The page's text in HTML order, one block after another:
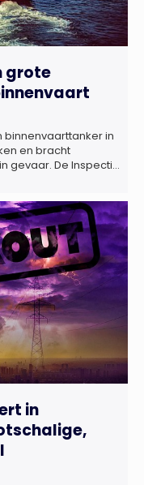
grote
in
en bracht
gevaar. De Inspectie
grote gevolgen
in